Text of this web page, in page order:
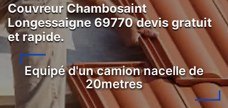
Couvreur Chambosaint
Longessaigne 69770 devis gratuit
et rapide.
Equipé d'un camion nacelle de
20metres